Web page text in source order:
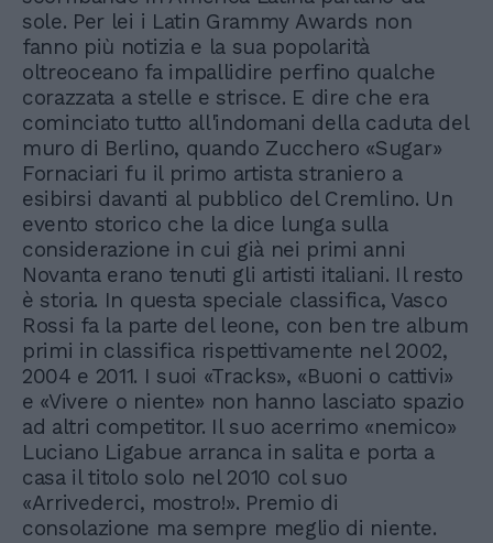
sole. Per lei i Latin Grammy Awards non
fanno più notizia e la sua popolarità
oltreoceano fa impallidire perfino qualche
corazzata a stelle e strisce. E dire che era
cominciato tutto all'indomani della caduta del
muro di Berlino, quando Zucchero «Sugar»
Fornaciari fu il primo artista straniero a
esibirsi davanti al pubblico del Cremlino. Un
evento storico che la dice lunga sulla
considerazione in cui già nei primi anni
Novanta erano tenuti gli artisti italiani. Il resto
è storia. In questa speciale classifica, Vasco
Rossi fa la parte del leone, con ben tre album
primi in classifica rispettivamente nel 2002,
2004 e 2011. I suoi «Tracks», «Buoni o cattivi»
e «Vivere o niente» non hanno lasciato spazio
ad altri competitor. Il suo acerrimo «nemico»
Luciano Ligabue arranca in salita e porta a
casa il titolo solo nel 2010 col suo
«Arrivederci, mostro!». Premio di
consolazione ma sempre meglio di niente.